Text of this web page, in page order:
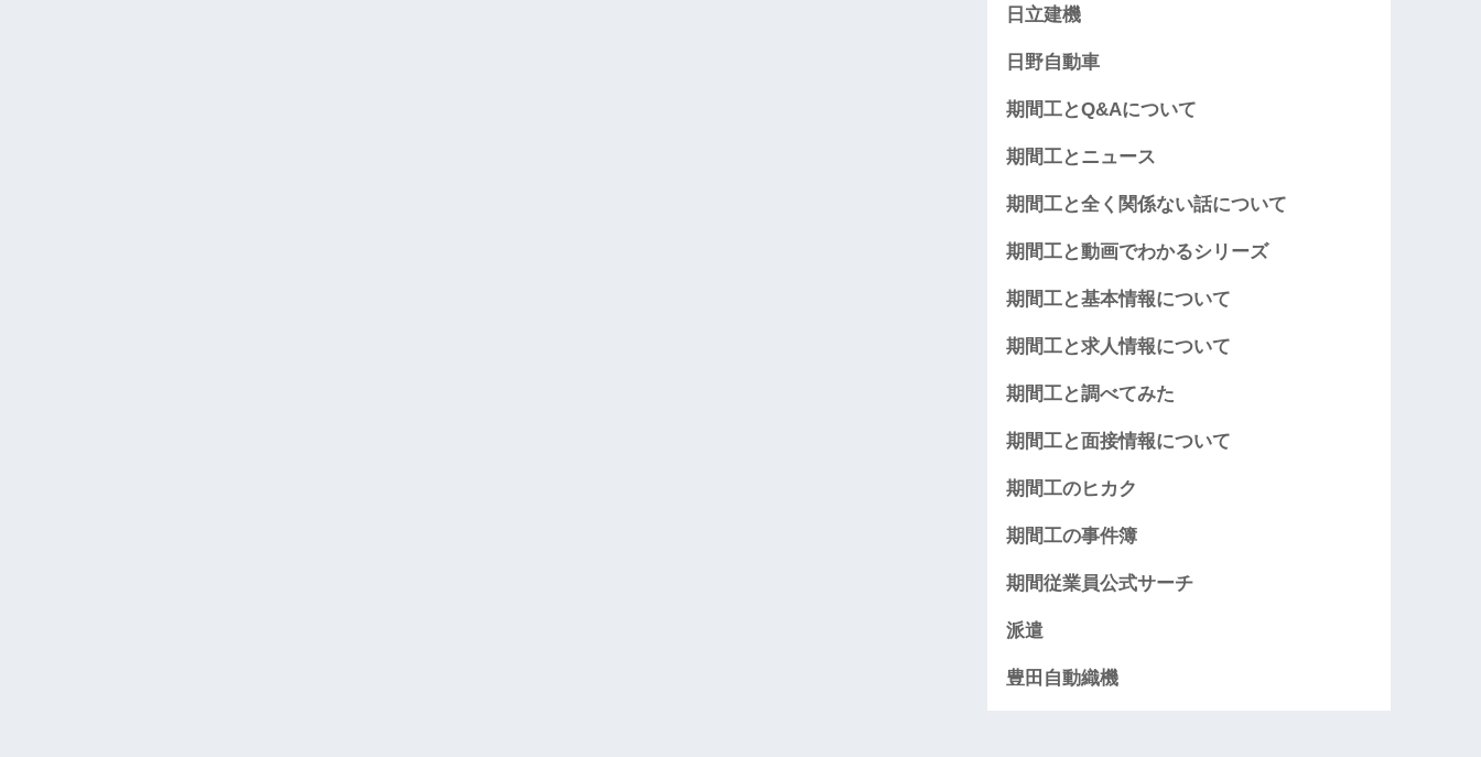
日立建機
日野自動車
期間工とQ&Aについて
期間工とニュース
期間工と全く関係ない話について
期間工と動画でわかるシリーズ
期間工と基本情報について
期間工と求人情報について
期間工と調べてみた
期間工と面接情報について
期間工のヒカク
期間工の事件簿
期間従業員公式サーチ
派遣
豊田自動織機